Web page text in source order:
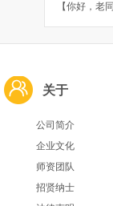
关于
公司简介
企业文化
师资团队
招贤纳士